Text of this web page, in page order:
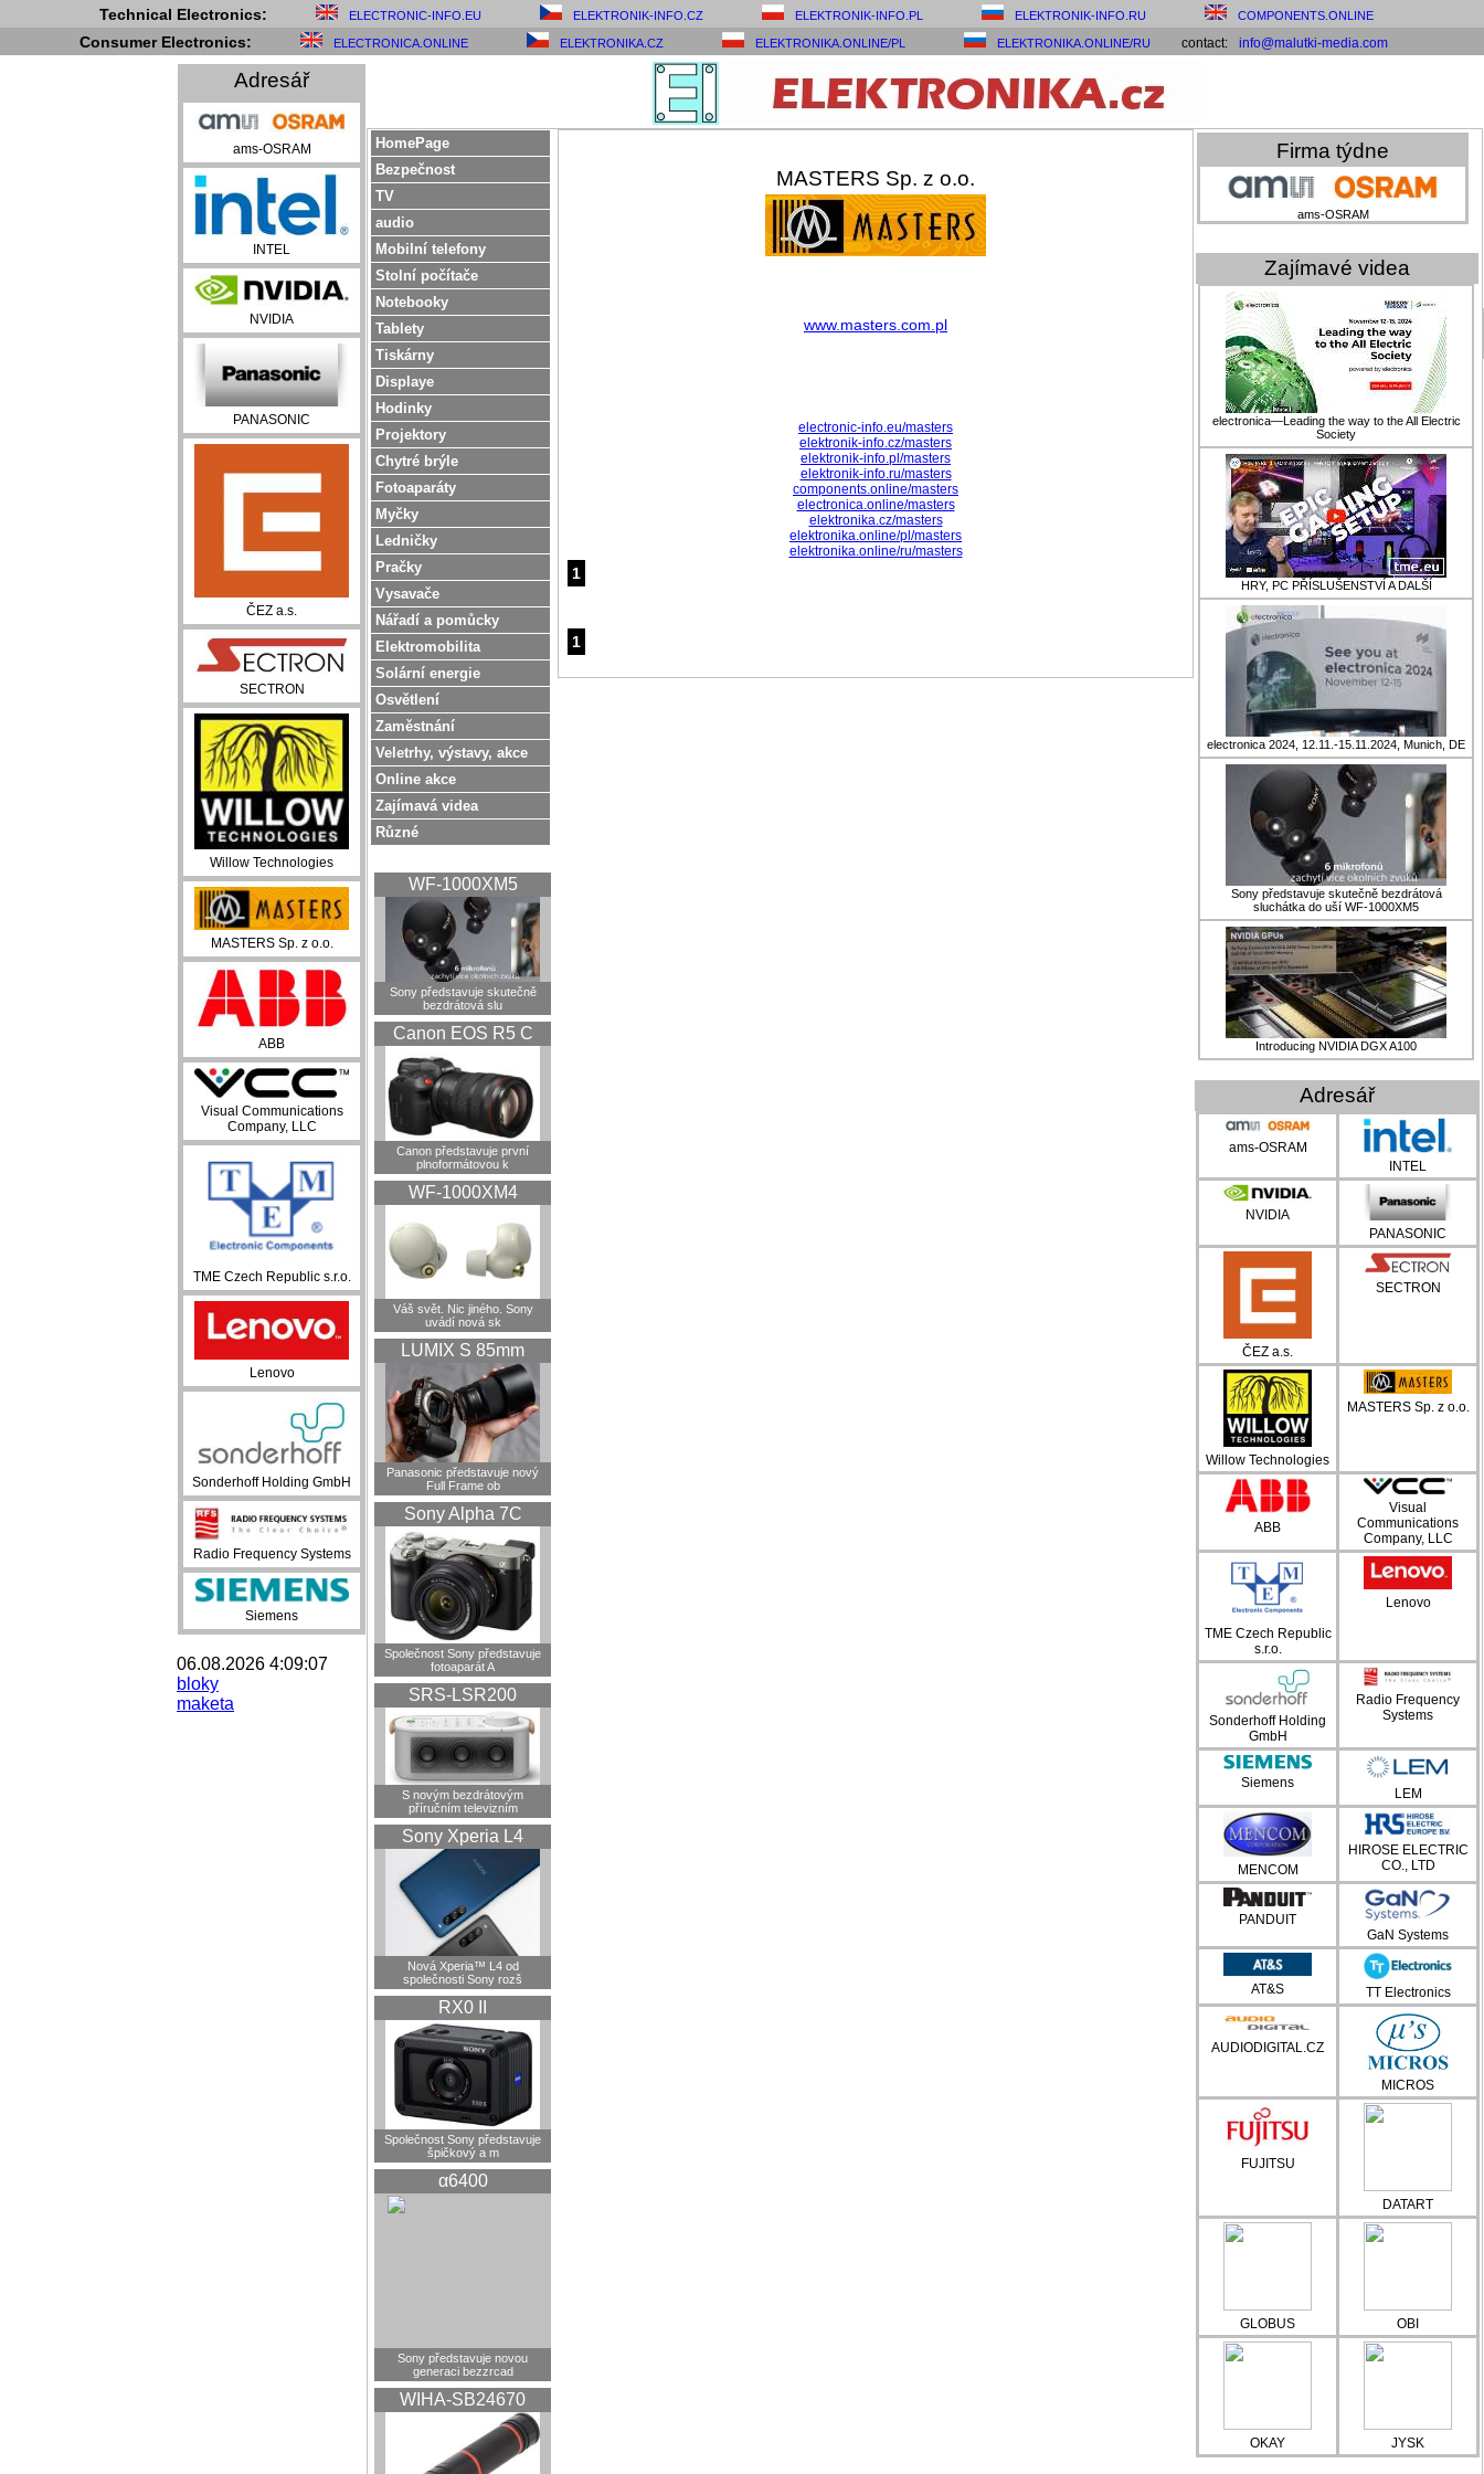
Technical Electronics: ELECTRONIC-INFO.EU ELEKTRONIK-INFO.CZ ELEKTRONIK-INFO.PL ELEKTRONIK-INFO.RU COMPONENTS.ONLINE
Consumer Electronics: ELECTRONICA.ONLINE ELEKTRONIKA.CZ ELEKTRONIKA.ONLINE/PL ELEKTRONIKA.ONLINE/RU contact: info@malutki-media.com
Adresář
ams-OSRAM
INTEL
NVIDIA
PANASONIC
ČEZ a.s.
SECTRON
Willow Technologies
MASTERS Sp. z o.o.
ABB
Visual Communications
Company, LLC
TME Czech Republic s.r.o.
Lenovo
Sonderhoff Holding GmbH
Radio Frequency Systems
Siemens
06.08.2026 4:09:07
bloky
maketa
HomePage
Bezpečnost
TV
audio
Mobilní telefony
Stolní počítače
Notebooky
Tablety
Tiskárny
Displaye
Hodinky
Projektory
Chytré brýle
Fotoaparáty
Myčky
Ledničky
Pračky
Vysavače
Nářadí a pomůcky
Elektromobilita
Solární energie
Osvětlení
Zaměstnání
Veletrhy, výstavy, akce
Online akce
Zajímavá videa
Různé
WF-1000XM5
Sony představuje skutečně
bezdrátová slu
Canon EOS R5 C
Canon představuje první
plnoformátovou k
WF-1000XM4
Váš svět. Nic jiného. Sony
uvádí nová sk
LUMIX S 85mm
Panasonic představuje nový
Full Frame ob
Sony Alpha 7C
Společnost Sony představuje
fotoaparát A
SRS-LSR200
S novým bezdrátovým
příručním televizním
Sony Xperia L4
Nová Xperia™ L4 od
společnosti Sony rozš
RX0 II
Společnost Sony představuje
špičkový a m
α6400
Sony představuje novou
generaci bezzrcad
WIHA-SB24670
MASTERS Sp. z o.o.
www.masters.com.pl
electronic-info.eu/masters
elektronik-info.cz/masters
elektronik-info.pl/masters
elektronik-info.ru/masters
components.online/masters
electronica.online/masters
elektronika.cz/masters
elektronika.online/pl/masters
elektronika.online/ru/masters
1
1
Firma týdne
ams-OSRAM
Zajímavé videa
electronica—Leading the way to the All Electric
Society
HRY, PC PŘÍSLUŠENSTVÍ A DALŠÍ
electronica 2024, 12.11.-15.11.2024, Munich, DE
Sony představuje skutečně bezdrátová
sluchátka do uší WF-1000XM5
Introducing NVIDIA DGX A100
Adresář
ams-OSRAM
INTEL
NVIDIA
PANASONIC
ČEZ a.s.
SECTRON
Willow Technologies
MASTERS Sp. z o.o.
ABB
Visual
Communications
Company, LLC
TME Czech Republic
s.r.o.
Lenovo
Sonderhoff Holding
GmbH
Radio Frequency
Systems
Siemens
LEM
MENCOM
HIROSE ELECTRIC
CO., LTD
PANDUIT
GaN Systems
AT&S TT Electronics
AUDIODIGITAL.CZ
MICROS
FUJITSU
DATART
GLOBUS OBI
OKAY JYSK